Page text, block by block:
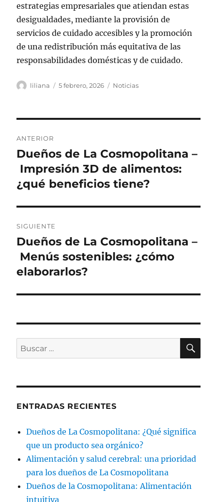
estrategias empresariales que atiendan estas
desigualdades, mediante la provisión de
servicios de cuidado accesibles y la promoción
de una redistribución más equitativa de las
responsabilidades domésticas y de cuidado.
Autor
liliana
Publicado
5 febrero, 2026 Categorías
Noticias
de
entradas
ANTERIOR
Entrada
anterior:
Dueños de La Cosmopolitana –
Impresión 3D de alimentos:
¿qué beneficios tiene?
SIGUIENTE
Siguiente
entrada:
Dueños de La Cosmopolitana –
Menús sostenibles: ¿cómo
elaborarlos?
Buscar
por:
ENTRADAS RECIENTES
Dueños de La Cosmopolitana: ¿Qué significa
que un producto sea orgánico?
Alimentación y salud cerebral: una prioridad
para los dueños de La Cosmopolitana
Dueños de la Cosmopolitana: Alimentación
intuitiva